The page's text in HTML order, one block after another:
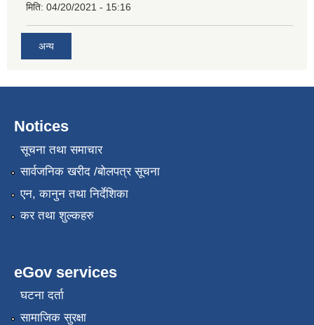
मिति: 04/20/2021 - 15:16
अन्य
Notices
सूचना तथा समाचार
सार्वजनिक खरीद /बोलपत्र सूचना
एन, कानुन तथा निर्देशिका
कर तथा शुल्कहरु
eGov services
घटना दर्ता
सामाजिक सुरक्षा